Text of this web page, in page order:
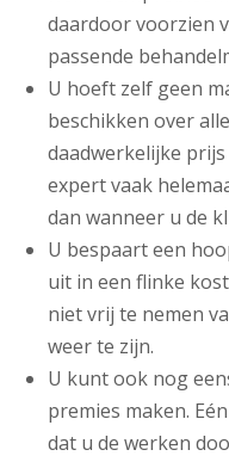
daardoor voorzien
passende
U hoeft zelf geen
beschikken over
daadwerkelijke
expert vaak
dan wanneer u de
U bespaart een
uit in een flinke
niet vrij te nemen
weer te zijn.
U kunt ook nog
premies maken.
dat u de werken